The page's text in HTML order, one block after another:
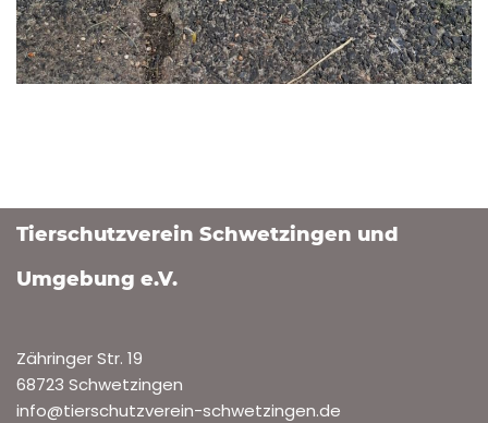
Tierschutzverein Schwetzingen und
Umgebung e.V.
Zähringer Str. 19
68723 Schwetzingen
info@tierschutzverein-schwetzingen.de